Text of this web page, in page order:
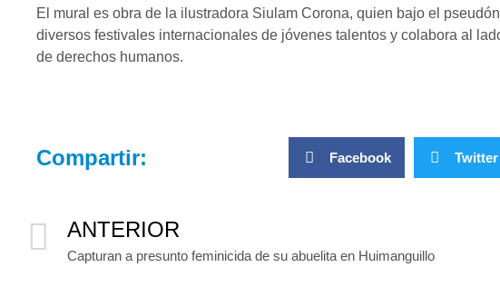
El mural es obra de la ilustradora Siulam Corona, quien bajo el
diversos festivales internacionales de jóvenes talentos y colabora al
de derechos humanos.
Compartir: Facebook Twitter
ANTERIOR
Capturan a presunto feminicida de su abuelita en Huimanguillo